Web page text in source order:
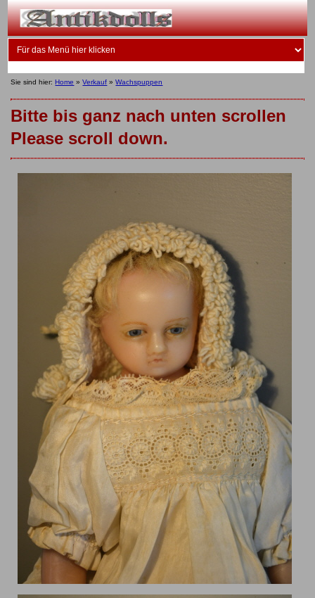
Sie sind hier:Home »Verkauf »Wachspuppen
Bitte bis ganz nach unten scrollen
Please scroll down.